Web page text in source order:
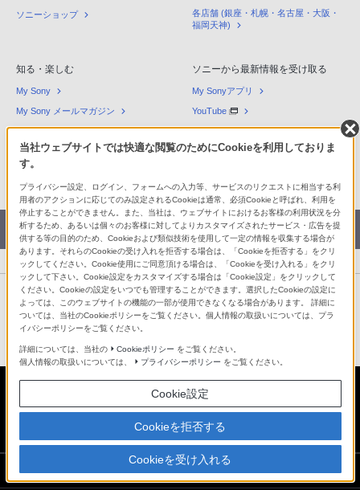
ソニーショップ
各店舗 (銀座・札幌・名古屋・大阪・
福岡天神)
知る・楽しむ
My Sony
My Sony メールマガジン
ソニーから最新情報を受け取る
My Sonyアプリ
YouTube
Facebook
Twitter
カタログPDFダウンロード
記録メディア サイトマップ
日本
ソニーストアでのお買い物にあたって
当社ウェブサイトでは快適な閲覧のためにCookieを利用しておりま
す。
プライバシー設定、ログイン、フォームへの入力等、サービスのリクエストに相当する利
用者のアクションに応じてのみ設定されるCookieは通常、必須Cookieと呼ばれ、利用を
停止することができません。また、当社は、ウェブサイトにおけるお客様の利用状況を分
析するため、あるいは個々のお客様に対してよりカスタマイズされたサービス・広告を提
供する等の目的のため、Cookieおよび類似技術を使用して一定の情報を収集する場合が
あります。それらのCookieの受け入れを拒否する場合は、「Cookieを拒否する」をクリ
ックしてください。Cookie使用にご同意頂ける場合は、「Cookieを受け入れる」をクリ
ックして下さい。Cookie設定をカスタマイズする場合は「Cookie設定」をクリックして
ください。Cookieの設定をいつでも管理することができます。選択したCookieの設定に
よっては、このウェブサイトの機能の一部が使用できなくなる場合があります。 詳細に
ついては、当社のCookieポリシーをご覧ください。個人情報の取扱いについては、プラ
イバシーポリシーをご覧ください。
詳細については、当社の Cookieポリシー をご覧ください。
個人情報の取扱いについては、
プライバシーポリシー をご覧ください。
Cookie設定
Cookieを拒否する
Cookieを受け入れる